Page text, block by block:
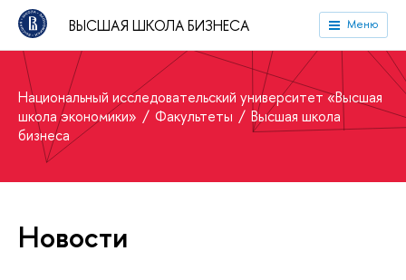
ВЫСШАЯ ШКОЛА БИЗНЕСА Меню
Национальный исследовательский университет «Высшая
школа экономики»
Факультеты
Высшая школа
бизнеса
Новости